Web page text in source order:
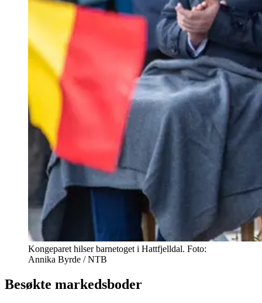
Kongeparet hilser barnetoget i Hattfjelldal. Foto:
Annika Byrde / NTB
Besøkte markedsboder